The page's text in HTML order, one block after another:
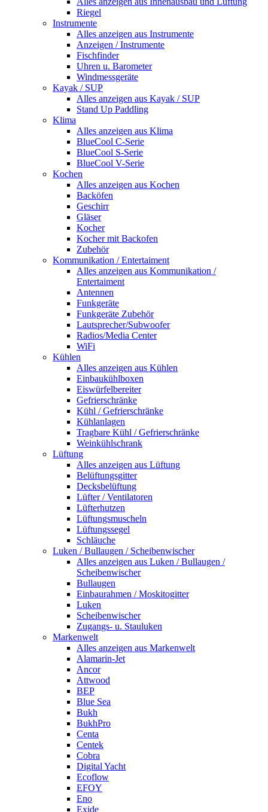
Riegel
Instrumente
Alles anzeigen aus Instrumente
Anzeigen / Instrumente
Fischfinder
Uhren u. Barometer
Windmessgeräte
Kayak / SUP
Alles anzeigen aus Kayak / SUP
Stand Up Paddling
Klima
Alles anzeigen aus Klima
BlueCool C-Serie
BlueCool S-Serie
BlueCool V-Serie
Kochen
Alles anzeigen aus Kochen
Backöfen
Geschirr
Gläser
Kocher
Kocher mit Backofen
Zubehör
Kommunikation / Entertaiment
Alles anzeigen aus Kommunikation /
Entertaiment
Antennen
Funkgeräte
Funkgeräte Zubehör
Lautsprecher/Subwoofer
Radios/Media Center
WiFi
Kühlen
Alles anzeigen aus Kühlen
Einbaukühlboxen
Eiswürfelbereiter
Gefrierschränke
Kühl / Gefrierschränke
Kühlanlagen
Tragbare Kühl / Gefrierschränke
Weinkühlschrank
Lüftung
Alles anzeigen aus Lüftung
Belüftungsgitter
Decksbelüftung
Lüfter / Ventilatoren
Lüfterhutzen
Lüftungsmuscheln
Lüftungssegel
Schläuche
Luken / Bullaugen / Scheibenwischer
Alles anzeigen aus Luken / Bullaugen /
Scheibenwischer
Bullaugen
Einbaurahmen / Moskitogitter
Luken
Scheibenwischer
Zugangs- u. Stauluken
Markenwelt
Alles anzeigen aus Markenwelt
Alamarin-Jet
Ancor
Attwood
BEP
Blue Sea
Bukh
BukhPro
Centa
Centek
Cobra
Digital Yacht
Ecoflow
EFOY
Eno
Exide